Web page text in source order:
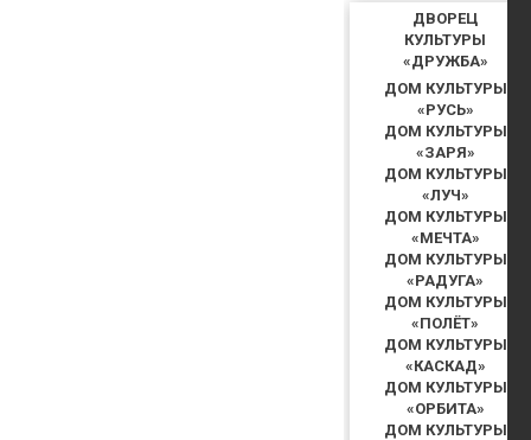
ДВОРЕЦ
КУЛЬТУРЫ
«ДРУЖБА»
ДОМ КУЛЬТУРЫ
«РУСЬ»
ДОМ КУЛЬТУРЫ
«ЗАРЯ»
ДОМ КУЛЬТУРЫ
«ЛУЧ»
ДОМ КУЛЬТУРЫ
«МЕЧТА»
ДОМ КУЛЬТУРЫ
«РАДУГА»
ДОМ КУЛЬТУРЫ
«ПОЛЁТ»
ДОМ КУЛЬТУРЫ
«КАСКАД»
ДОМ КУЛЬТУРЫ
«ОРБИТА»
ДОМ КУЛЬТУРЫ